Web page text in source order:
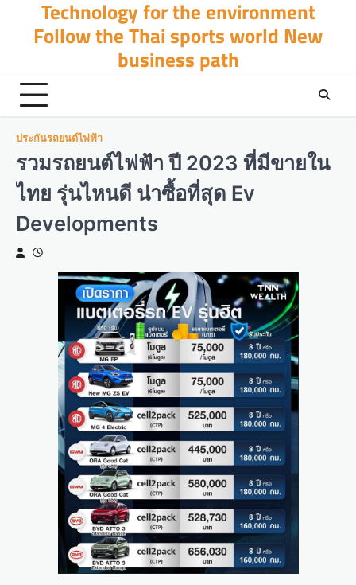
content
Technology for the environment
Follow the Thai sports world New
business path
ประกันรถยนต์ไฟฟ้า
รวมรถยนต์ไฟฟ้า ปี 2023 ที่มีขายใน
ไทย รุ่นไหนดี น่าซื้อที่สุด Ev
Developments